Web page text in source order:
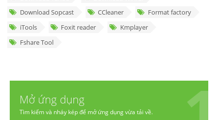
Download Sopcast
CCleaner
Format factory
iTools
Foxit reader
Kmplayer
Fshare Tool
Mở ứng dụng
Tìm kiếm và nháy kép để mở ứng dụng vừa tải về.